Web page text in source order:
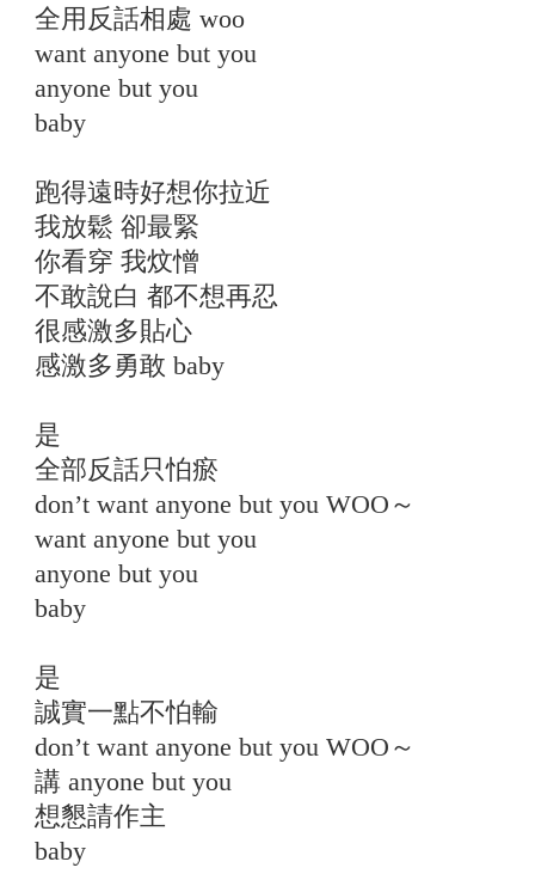
全用反話相處 woo
want anyone but you
anyone but you
baby
跑得遠時好想你拉近
我放鬆 卻最緊
你看穿 我炆憎
不敢說白 都不想再忍
很感激多貼心
感激多勇敢 baby
是
全部反話只怕瘀
don’t want anyone but you WOO～
want anyone but you
anyone but you
baby
是
誠實一點不怕輸
don’t want anyone but you WOO～
講 anyone but you
想懇請作主
baby